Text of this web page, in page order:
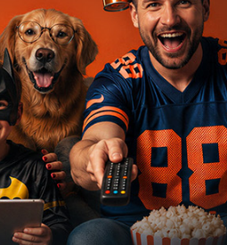
% 16 dielov
Četnické humoresky